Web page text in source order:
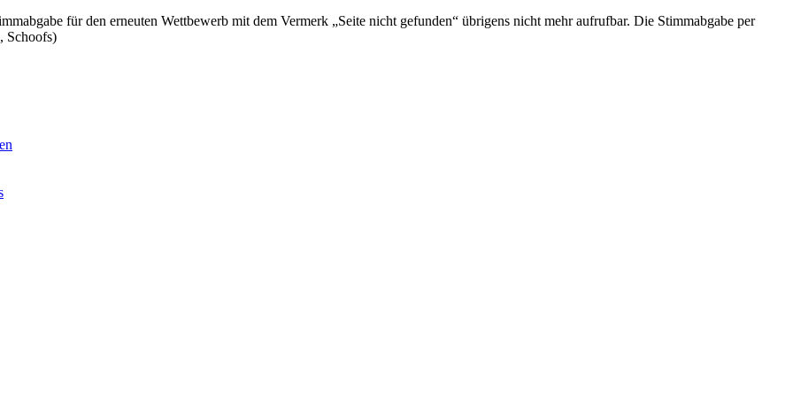
für den erneuten Wettbewerb mit dem Vermerk „Seite nicht gefunden“ übrigens nicht mehr aufrufbar. Die Stimmabgabe per
Schoofs)